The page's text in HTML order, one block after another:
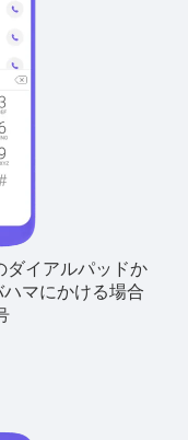
ダイアルパッドか
マにかける場合